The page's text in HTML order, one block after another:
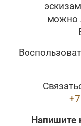
можно
Напишите